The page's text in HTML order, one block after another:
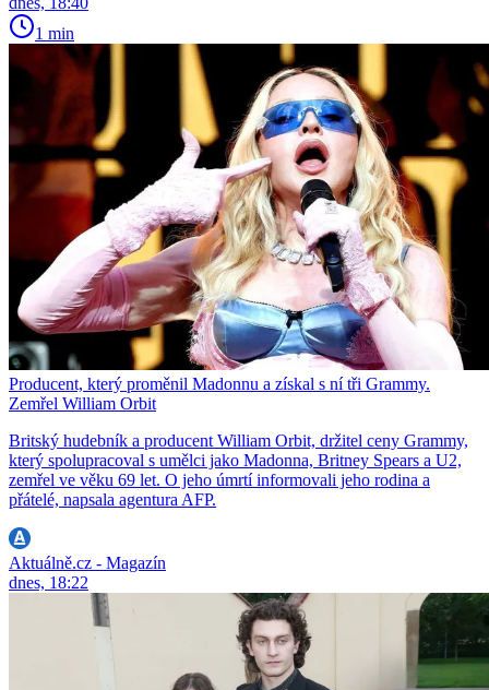
1 min
Producent, který proměnil Madonnu a získal s ní tři Grammy.
Zemřel William Orbit
Britský hudebník a producent William Orbit, držitel ceny Grammy,
který spolupracoval s umělci jako Madonna, Britney Spears a U2,
zemřel ve věku 69 let. O jeho úmrtí informovali jeho rodina a
přátelé, napsala agentura AFP.
Aktuálně.cz - Magazín
dnes, 18:22